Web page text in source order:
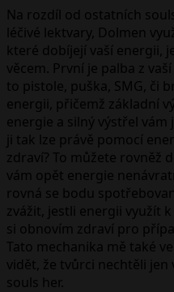
Na rozdíl od ostatních
léčivé lektvary, Dolmen
které dobíjejí vaší energii,
věcem. První je palba z
to pistole, puška, SMG, či
energii, přičemž základní
energie a silný výstřel
ji tak lze právě pomocí
zdraví? To můžete rovněž
vám opět energie
rovná se bodu
zvážit, jestli energii využít
si obnovím zdraví pro
Tato mechanika mě také
vidět, že tvůrci nechtěli
souls her.